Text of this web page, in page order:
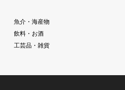
魚介・海産物
飲料・お酒
工芸品・雑貨